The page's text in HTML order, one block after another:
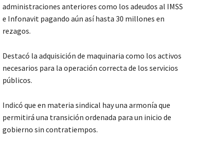
administraciones anteriores como los adeudos al IMSS
e Infonavit pagando aún así hasta 30 millones en
rezagos.
Destacó la adquisición de maquinaria como los activos
necesarios para la operación correcta de los servicios
públicos.
Indicó que en materia sindical hay una armonía que
permitirá una transición ordenada para un inicio de
gobierno sin contratiempos.